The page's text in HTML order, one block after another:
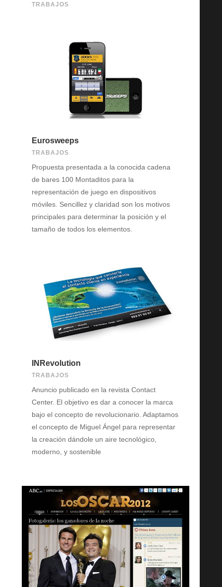
TRABAJOS
Eurosweeps
TRABAJOS
Propuesta presentada a la conocida cadena
de bares 100 Montaditos para la
representación de juego en dispositivos
móviles. Sencillez y claridad son los motivos
principales para determinar la posición y el
tamaño de todos los elementos.
INRevolution
TRABAJOS
Anuncio publicado en la revista Contact
Center. El objetivo es dar a conocer la marca
bajo el concepto de revolucionario. Adaptamos
el concepto de Miguel Ángel para representar
la creación dándole un aire tecnológico,
moderno, y sostenible